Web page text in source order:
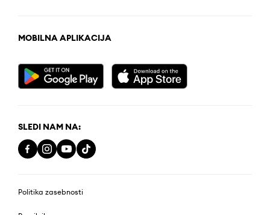
MOBILNA APLIKACIJA
SLEDI NAM NA:
Politika zasebnosti